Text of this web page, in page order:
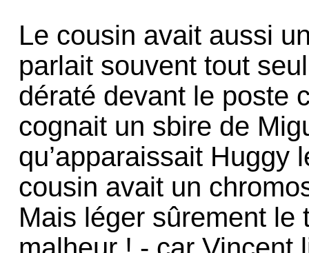
Le cousin avait aussi
parlait souvent tout
dératé devant le poste
cognait un sbire de
qu’apparaissait Huggy
cousin avait un
Mais léger sûrement le